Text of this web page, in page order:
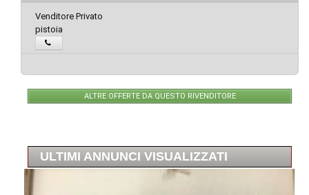
Venditore Privato
pistoia
ALTRE OFFERTE DA QUESTO RIVENDITORE
ULTIMI ANNUNCI VISUALIZZATI